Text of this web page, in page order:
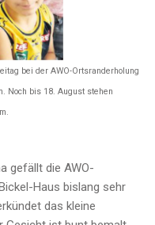
bei der AWO-Ortsranderholung
Noch bis 18. August stehen
gefällt die AWO-
Haus bislang sehr
das kleine